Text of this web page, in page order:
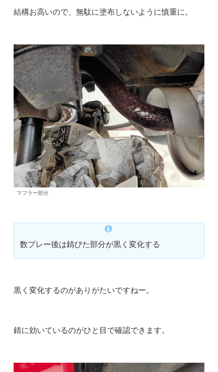
結構お高いので、無駄に塗布しないように慎重に。
マフラー部分
数プレー後は錆びた部分が黒く変化する
黒く変化するのがありがたいですねー。
錆に効いているのがひと目で確認できます。